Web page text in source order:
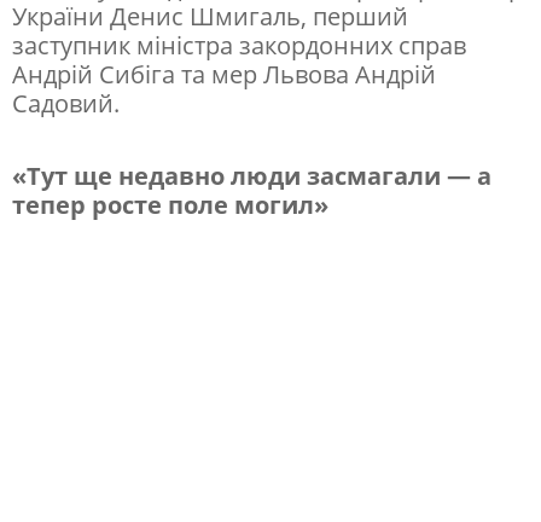
е
х
і
ї
Л
України Денис Шмигаль, перший
заступник міністра закордонних справ
Андрій Сибіга та мер Львова Андрій
Садовий.
«Тут ще недавно люди засмагали — а
тепер росте поле могил»